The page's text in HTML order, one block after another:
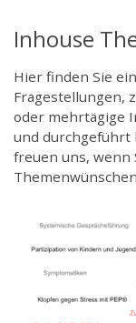
Inhouse
Hier finden Sie
Fragestellungen,
oder mehrtägige
und durchgeführt
freuen uns, wenn